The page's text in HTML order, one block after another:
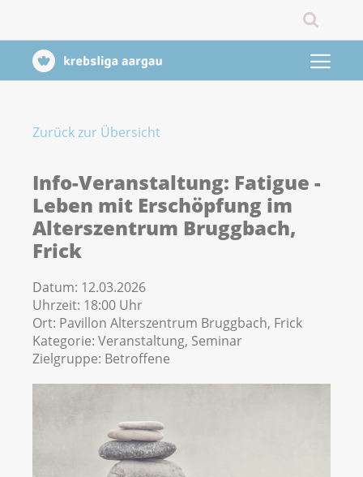
Zurück zur Übersicht
Info-Veranstaltung: Fatigue -
Leben mit Erschöpfung im
Alterszentrum Bruggbach,
Frick
Datum: 12.03.2026
Uhrzeit: 18:00 Uhr
Ort: Pavillon Alterszentrum Bruggbach, Frick
Kategorie: Veranstaltung, Seminar
Zielgruppe: Betroffene